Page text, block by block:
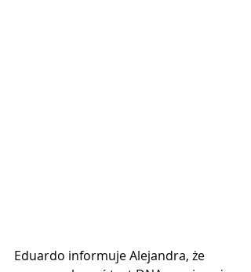
Eduardo informuje Alejandra, że